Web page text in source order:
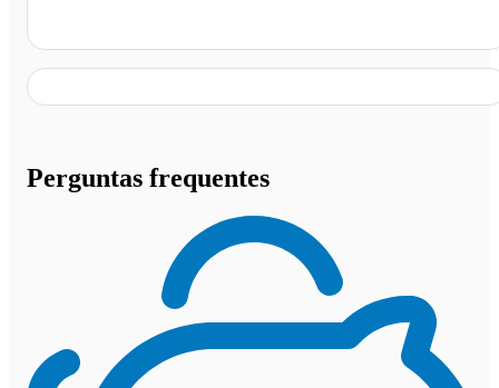
Perguntas frequentes